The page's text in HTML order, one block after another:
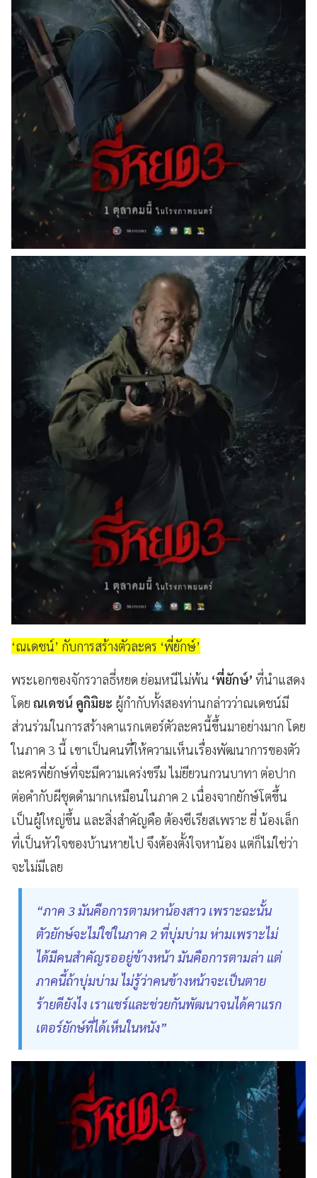
‘ณเดชน์’ กับการสร้างตัวละคร ‘พี่ยักษ์’
พระเอกของจักรวาลธี่หยด ย่อมหนีไม่พ้น ‘พี่ยักษ์’ ที่นำแสดง
โดย ณเดชน์ คูกิมิยะ ผู้กำกับทั้งสองท่านกล่าวว่าณเดชน์มี
ส่วนร่วมในการสร้างคาแรกเตอร์ตัวละครนี้ขึ้นมาอย่างมาก โดย
ในภาค 3 นี้ เขาเป็นคนที่ให้ความเห็นเรื่องพัฒนาการของตัว
ละครพี่ยักษ์ที่จะมีความเคร่งขรึม ไม่ยียวนกวนบาทา ต่อปาก
ต่อคำกับผีชุดดำมากเหมือนในภาค 2 เนื่องจากยักษ์โตขึ้น
เป็นผู้ใหญ่ขึ้น และสิ่งสำคัญคือ ต้องซีเรียสเพราะ ยี่ น้องเล็ก
ที่เป็นหัวใจของบ้านหายไป จึงต้องตั้งใจหาน้อง แต่ก็ไม่ใช่ว่า
จะไม่มีเลย
“ภาค 3 มันคือการตามหาน้องสาว เพราะฉะนั้น
ตัวยักษ์จะไม่ใช่ในภาค 2 ที่บุ่มบ่าม ห่ามเพราะไม่
ได้มีคนสำคัญรออยู่ข้างหน้า มันคือการตามล่า แต่
ภาคนี้ถ้าบุ่มบ่าม ไม่รู้ว่าคนข้างหน้าจะเป็นตาย
ร้ายดียังไง เราแชร์และช่วยกันพัฒนาจนได้คาแรก
เตอร์ยักษ์ที่ได้เห็นในหนัง”